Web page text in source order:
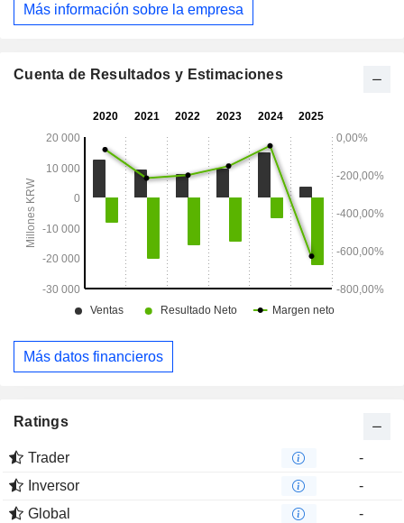
Más información sobre la empresa
Cuenta de Resultados y Estimaciones
Más datos financieros
Ratings
Trader
-
Inversor
-
Global
-